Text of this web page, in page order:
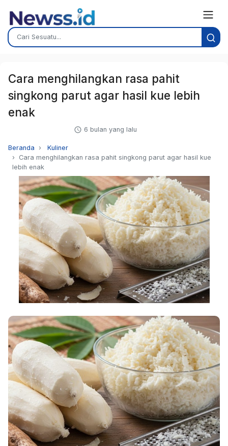
Cara menghilangkan rasa pahit
singkong parut agar hasil kue lebih
enak
6 bulan yang lalu
Beranda
Kuliner
Cara menghilangkan rasa pahit singkong parut agar hasil kue
lebih enak